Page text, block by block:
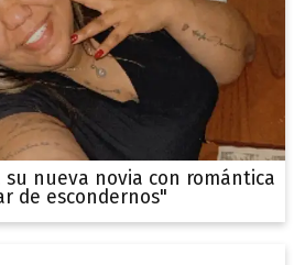
nueva novia con romántica
de escondernos"